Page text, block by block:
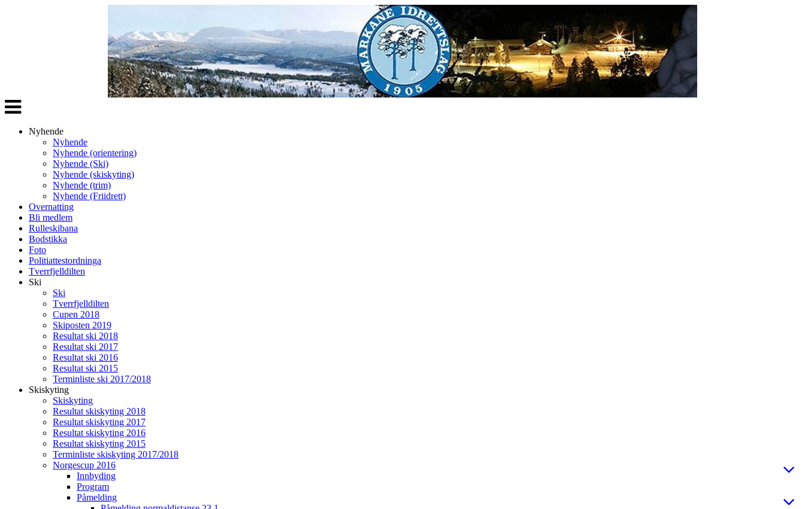
Veksle
navigasjon
Nyhende
Nyhende
Nyhende (orientering)
Nyhende (Ski)
Nyhende (skiskyting)
Nyhende (trim)
Nyhende (Friidrett)
Overnatting
Bli medlem
Rulleskibana
Bodstikka
Foto
Politiattestordninga
Tverrfjelldilten
Ski
Ski
Tverrfjelldilten
Cupen 2018
Skiposten 2019
Resultat ski 2018
Resultat ski 2017
Resultat ski 2016
Resultat ski 2015
Terminliste ski 2017/2018
Skiskyting
Skiskyting
Resultat skiskyting 2018
Resultat skiskyting 2017
Resultat skiskyting 2016
Resultat skiskyting 2015
Terminliste skiskyting 2017/2018
Norgescup 2016
Innbyding
Program
Påmelding